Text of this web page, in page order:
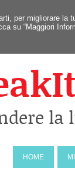
per migliorare la
su “Maggiori
la
HOME